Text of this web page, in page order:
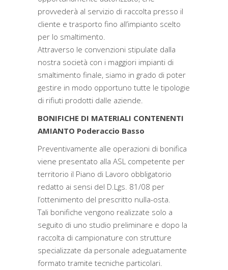
provvederà al servizio di raccolta presso il
cliente e trasporto fino all’impianto scelto
per lo smaltimento.
Attraverso le convenzioni stipulate dalla
nostra società con i maggiori impianti di
smaltimento finale, siamo in grado di poter
gestire in modo opportuno tutte le tipologie
di rifiuti prodotti dalle aziende.
BONIFICHE DI MATERIALI CONTENENTI
AMIANTO Poderaccio Basso
Preventivamente alle operazioni di bonifica
viene presentato alla ASL competente per
territorio il Piano di Lavoro obbligatorio
redatto ai sensi del D.Lgs. 81/08 per
l’ottenimento del prescritto nulla-osta.
Tali bonifiche vengono realizzate solo a
seguito di uno studio preliminare e dopo la
raccolta di campionature con strutture
specializzate da personale adeguatamente
formato tramite tecniche particolari.